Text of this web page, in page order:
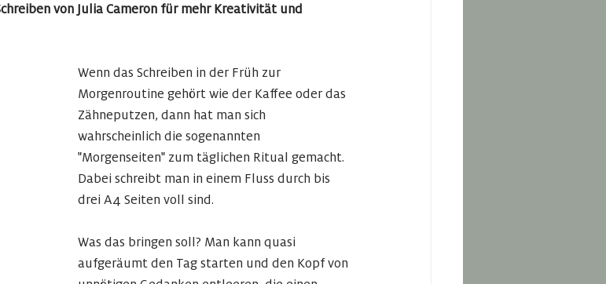
von Julia Cameron für mehr Kreativität und
Wenn das Schreiben in der Früh zur
Morgenroutine gehört wie der Kaffee oder das
Zähneputzen, dann hat man sich
wahrscheinlich die sogenannten
"Morgenseiten" zum täglichen Ritual gemacht.
Dabei schreibt man in einem Fluss durch bis
drei A4 Seiten voll sind.
Was das bringen soll? Man kann quasi
aufgeräumt den Tag starten und den Kopf von